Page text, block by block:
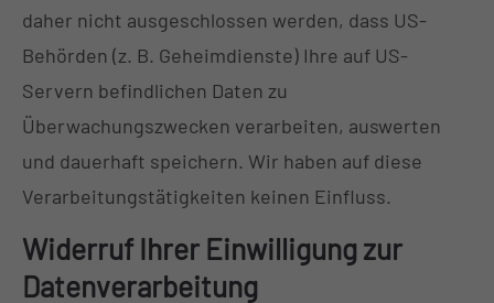
daher nicht ausgeschlossen werden, dass US-
Behörden (z. B. Geheimdienste) Ihre auf US-
Servern befindlichen Daten zu
Überwachungszwecken verarbeiten, auswerten
und dauerhaft speichern. Wir haben auf diese
Verarbeitungstätigkeiten keinen Einfluss.
Widerruf Ihrer Einwilligung zur
Datenverarbeitung